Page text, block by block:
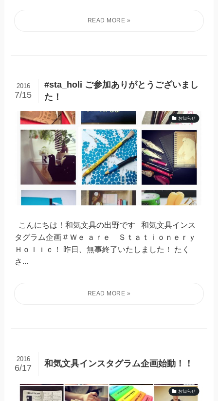
#sta_holi ご参加ありがとうございまし
た！
2016
7/15
お知らせ
こんにちは！和気文具の出野です 和気文具インス
タグラム企画 # Ｗｅ ａｒｅ Ｓｔａｔｉｏｎｅｒｙ
Ｈｏｌｉｃ！ 昨日、無事終了いたしました！ たく
さ...
和気文具インスタグラム企画始動！！
2016
6/17
お知らせ